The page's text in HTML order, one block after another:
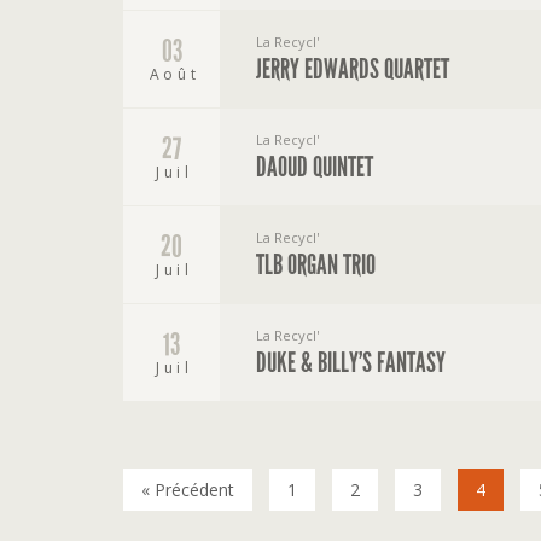
03
Août
La Recycl'
JERRY EDWARDS QUARTET
27
Juil
La Recycl'
DAOUD QUINTET
20
Juil
La Recycl'
TLB ORGAN TRIO
13
Juil
La Recycl'
DUKE & BILLY’S FANTASY
« Précédent 1 2 3 4